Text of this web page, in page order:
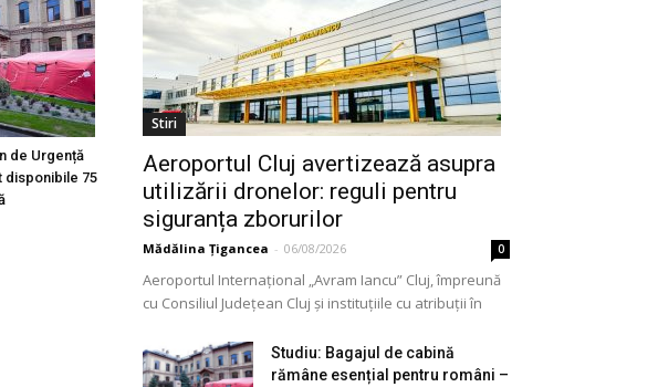
de Urgență
disponibile 75
Stiri
Aeroportul Cluj avertizează asupra
utilizării dronelor: reguli pentru
siguranța zborurilor
Mădălina Țigancea - 06/08/2026 0
Aeroportul Internațional „Avram Iancu” Cluj, împreună
cu Consiliul Județean Cluj și instituțiile cu atribuții în
utilizarea...
Studiu: Bagajul de cabină
rămâne esențial pentru români –